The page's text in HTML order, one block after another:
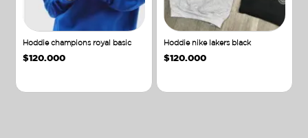
Hoddie champions royal basic
$120.000
Hoddie nike lakers black
$120.000